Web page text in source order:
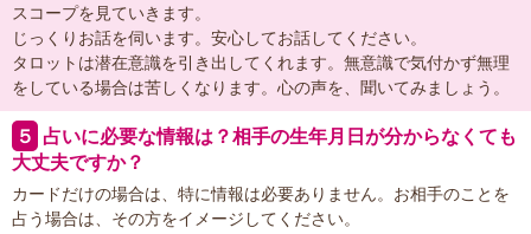
スコープを見ていきます。
じっくりお話を伺います。安心してお話してください。
タロットは潜在意識を引き出してくれます。無意識で気付かず無理
をしている場合は苦しくなります。心の声を、聞いてみましょう。
５ 占いに必要な情報は？相手の生年月日が分からなくても
大丈夫ですか？
カードだけの場合は、特に情報は必要ありません。お相手のことを
占う場合は、その方をイメージしてください。